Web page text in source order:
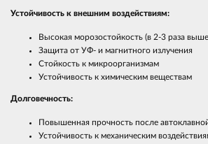
Устойчивость к внешним воздействиям:
Высокая морозостойкость (в 2-3 раза
Защита от УФ- и магнитного излучения
Стойкость к микроорганизмам
Устойчивость к химическим веществам
Долговечность:
Повышенная прочность после
Устойчивость к механическим